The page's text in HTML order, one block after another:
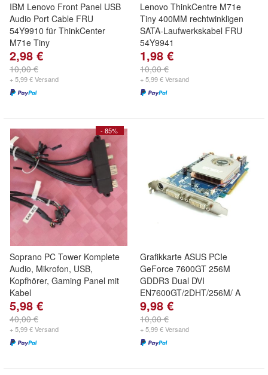
IBM Lenovo Front Panel USB
Audio Port Cable FRU
54Y9910 für ThinkCenter
M71e Tiny
2,98 €
10,00 €
+ 5,99 € Versand
Lenovo ThinkCentre M71e
Tiny 400MM rechtwinkligen
SATA-Laufwerkskabel FRU
54Y9941
1,98 €
10,00 €
+ 5,99 € Versand
- 85%
Soprano PC Tower Komplete
Audio, Mikrofon, USB,
Kopfhörer, Gaming Panel mit
Kabel
5,98 €
40,00 €
+ 5,99 € Versand
Grafikkarte ASUS PCIe
GeForce 7600GT 256M
GDDR3 Dual DVI
EN7600GT/2DHT/256M/ A
9,98 €
10,00 €
+ 5,99 € Versand